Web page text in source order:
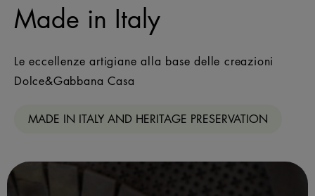
Made in Italy
Le eccellenze artigiane alla base delle creazioni
Dolce&Gabbana Casa
MADE IN ITALY AND HERITAGE PRESERVATION